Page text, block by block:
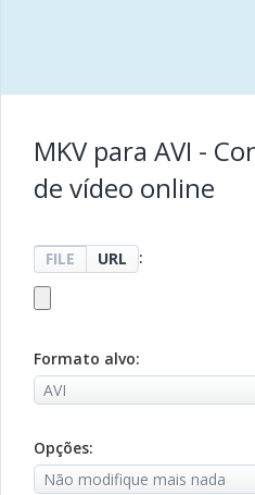
MKV para AVI -
de vídeo online
FILE URL :
Formato alvo:
Opções: